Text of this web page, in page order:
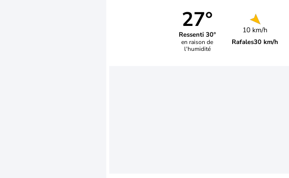
27°
Ressenti 30°
en raison de
l'humidité
10 km/h
Rafales30 km/h